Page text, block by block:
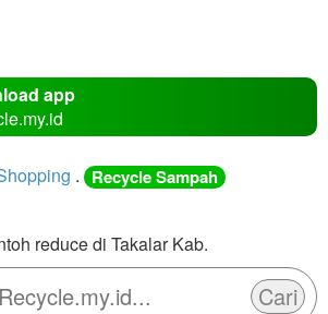
app
. Recycle Sampah
Cari